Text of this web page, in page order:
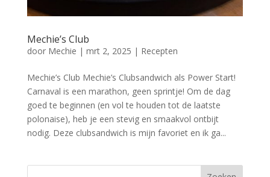
Mechie’s Club
door Mechie | mrt 2, 2025 | Recepten
Mechie’s Club Mechie’s Clubsandwich als Power Start!
Carnaval is een marathon, geen sprintje! Om de dag
goed te beginnen (en vol te houden tot de laatste
polonaise), heb je een stevig en smaakvol ontbijt
nodig. Deze clubsandwich is mijn favoriet en ik ga...